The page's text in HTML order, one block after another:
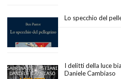
Lo specchio del
I delitti della luce
Daniele Cambiaso